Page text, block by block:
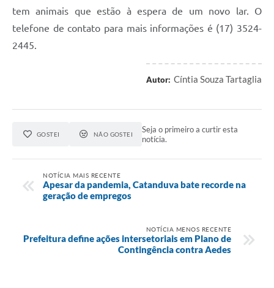
tem animais que estão à espera de um novo lar. O
telefone de contato para mais informações é (17) 3524-
2445.
Autor: Cíntia Souza Tartaglia
GOSTEI NÃO GOSTEI
Seja o primeiro a curtir esta
notícia.
NOTÍCIA MAIS RECENTE
Apesar da pandemia, Catanduva bate recorde na
geração de empregos
NOTÍCIA MENOS RECENTE
Prefeitura define ações intersetoriais em Plano de
Contingência contra Aedes